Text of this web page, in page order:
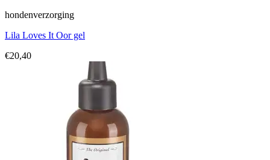
hondenverzorging
Lila Loves It Oor gel
€20,40